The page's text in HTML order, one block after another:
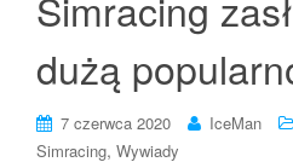
dużą
7 czerwca 2020 IceMan
Simracing, Wywiady